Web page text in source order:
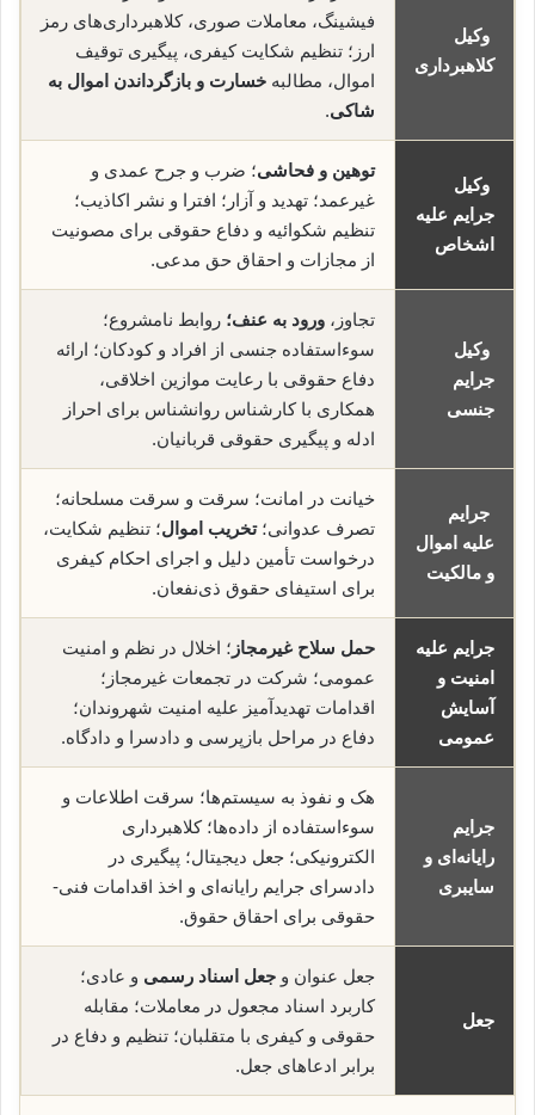
وکیل
کلاهبرداری
فیشینگ، معاملات صوری، کلاهبرداری‌های رمز
ارز؛ تنظیم شکایت کیفری، پیگیری توقیف
اموال، مطالبه خسارت و بازگرداندن اموال به
شاکی.
وکیل
جرایم علیه
اشخاص
توهین و فحاشی؛ ضرب و جرح عمدی و
غیرعمد؛ تهدید و آزار؛ افترا و نشر اکاذیب؛
تنظیم شکوائیه و دفاع حقوقی برای مصونیت
از مجازات و احقاق حق مدعی.
وکیل
جرایم
جنسی
تجاوز، ورود به عنف؛ روابط نامشروع؛
سوءاستفاده جنسی از افراد و کودکان؛ ارائه
دفاع حقوقی با رعایت موازین اخلاقی،
همکاری با کارشناس روانشناس برای احراز
ادله و پیگیری حقوقی قربانیان.
جرایم
علیه اموال
و مالکیت
خیانت در امانت؛ سرقت و سرقت مسلحانه؛
تصرف عدوانی؛تخریب اموال؛ تنظیم شکایت،
درخواست تأمین دلیل و اجرای احکام کیفری
برای استیفای حقوق ذی‌نفعان.
جرایم علیه
امنیت و
آسایش
عمومی
حمل سلاح غیرمجاز ؛ اخلال در نظم و امنیت
عمومی؛ شرکت در تجمعات غیرمجاز؛
اقدامات تهدیدآمیز علیه امنیت شهروندان؛
دفاع در مراحل بازپرسی و دادسرا و دادگاه.
جرایم
رایانه‌ای و
سایبری
هک و نفوذ به سیستم‌ها؛ سرقت اطلاعات و
سوء‌استفاده از داده‌ها؛ کلاهبرداری
الکترونیکی؛ جعل دیجیتال؛ پیگیری در
دادسرای جرایم رایانه‌ای و اخذ اقدامات فنی-
حقوقی برای احقاق حقوق.
جعل
جعل عنوان و جعل اسناد رسمی و عادی؛
کاربرد اسناد مجعول در معاملات؛ مقابله
حقوقی و کیفری با متقلبان؛ تنظیم و دفاع در
برابر ادعاهای جعل.